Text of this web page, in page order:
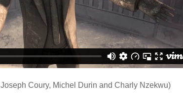
Coury, Michel Durin and Charly Nzekwu)